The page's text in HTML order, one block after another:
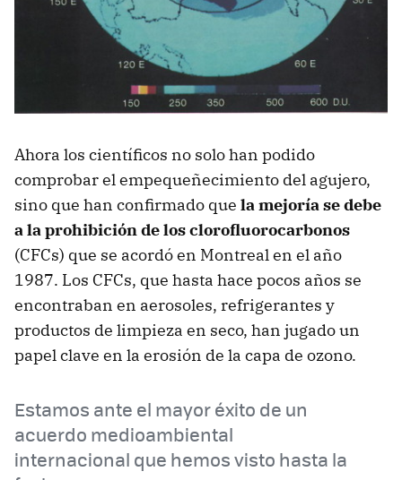
Ahora los científicos no solo han podido
comprobar el empequeñecimiento del agujero,
sino que han confirmado que la mejoría se debe
a la prohibición de los clorofluorocarbonos
(CFCs) que se acordó en Montreal en el año
1987. Los CFCs, que hasta hace pocos años se
encontraban en aerosoles, refrigerantes y
productos de limpieza en seco, han jugado un
papel clave en la erosión de la capa de ozono.
Estamos ante el mayor éxito de un
acuerdo medioambiental
internacional que hemos visto hasta la